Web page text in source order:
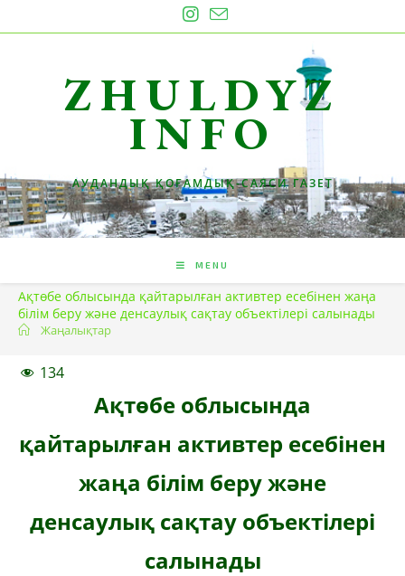
to
ZHULDYZ
INFO
АУДАНДЫҚ ҚОҒАМДЫҚ-САЯСИ ГАЗЕТ
MENU
Ақтөбе облысында қайтарылған активтер есебінен жаңа
білім беру және денсаулық сақтау объектілері салынады
Жаңалықтар
134
Ақтөбе облысында
қайтарылған активтер есебінен
жаңа білім беру және
денсаулық сақтау объектілері
салынады